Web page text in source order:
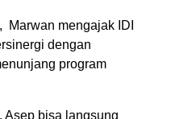
Marwan mengajak IDI
dengan
program
Asep bisa langsung